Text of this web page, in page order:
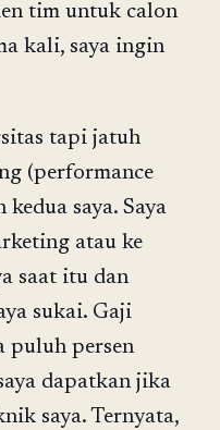
tim untuk calon
kali, saya ingin
tapi jatuh
(performance
saya. Saya
atau ke
saat itu dan
sukai. Gaji
puluh persen
dapatkan jika
saya. Ternyata,